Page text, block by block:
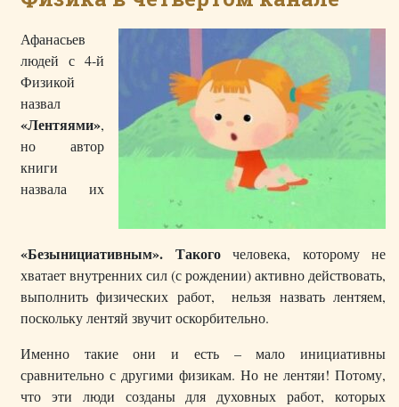
Афанасьев
людей с 4-й
Физикой
назвал
«Лентяями»,
но автор
книги
назвала их
«Безынициативным». Такогочеловека, которому не
хватает внутренних сил (с рождении) активно действовать,
выполнить физических работ, нельзя назвать лентяем,
поскольку лентяй звучит оскорбительно.
Именно такие они и есть – мало инициативны
сравнительно с другими физикам. Но не лентяи! Потому,
что эти люди созданы для духовных работ, которых